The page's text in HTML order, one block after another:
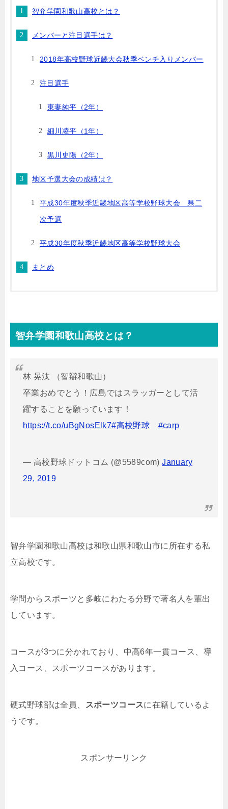
智弁学園和歌山高校とは？
メンバーと注目選手は？
2018年高校野球近畿大会秋季ベンチ入りメンバー
注目選手
東妻純平（2年）
細川凌平（1年）
黒川史陽（2年）
地区予選大会の成績は？
平成30年度秋季近畿地区高等学校野球大会 県二
次予選
平成30年度秋季近畿地区高等学校野球大会
まとめ
智弁学園和歌山高校とは？
林 晃汰 （智辯和歌山）
卒業おめでとう！広島ではスラッガーとして活
躍することを願っています！
https://t.co/uBgNosElk7#高校野球 #carp
— 高校野球ドットコム (@5589com)January
29, 2019
智弁学園和歌山高校は和歌山県和歌山市に所在する私
立高校です。
学問からスポーツと多岐にわたる分野で著名人を輩出
しています。
コースが3つに分かれており、中高6年一貫コース、導
入コース、スポーツコースがあります。
硬式野球部は全員、 スポーツコースに在籍しているよ
うです。
スポンサーリンク